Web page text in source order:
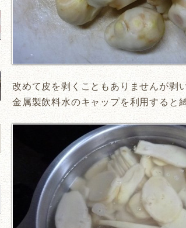
改めて皮を剥くこともありませんが剥
金属製飲料水のキャップを利用すると